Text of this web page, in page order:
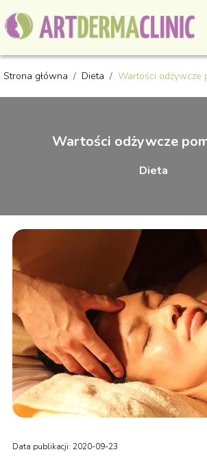
Strona główna / Dieta / Wartości odżywcze
Wartości odżywcze
Dieta
Data publikacji: 2020-09-23